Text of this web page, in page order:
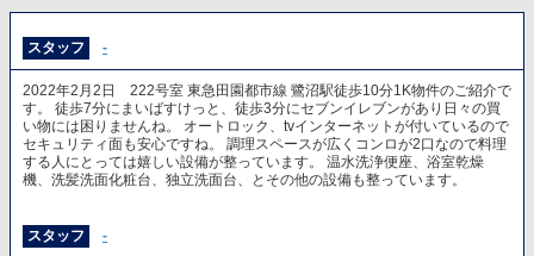
スタッフ -
2022年2月2日 222号室 東急田園都市線 鷺沼駅徒歩10分1K物件のご紹介で
す。 徒歩7分にまいばすけっと、徒歩3分にセブンイレブンがあり日々の買
い物には困りませんね。 オートロック、tvインターネットが付いているので
セキュリティ面も安心ですね。 調理スペースが広くコンロが2口なので料理
する人にとっては嬉しい設備が整っています。 温水洗浄便座、浴室乾燥
機、洗髪洗面化粧台、独立洗面台、とその他の設備も整っています。
スタッフ -